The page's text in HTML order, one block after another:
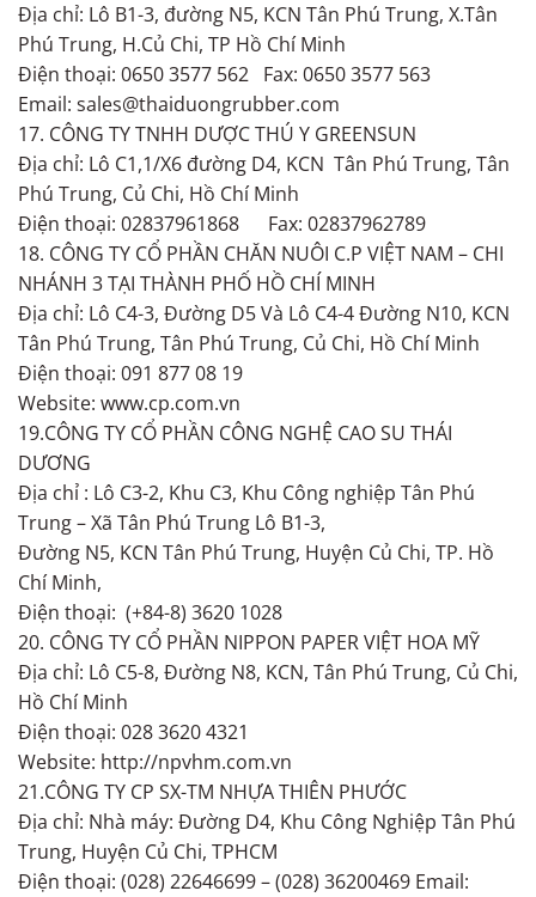
Địa chỉ: Lô B1-3, đường N5, KCN Tân Phú Trung, X.Tân
Phú Trung, H.Củ Chi, TP Hồ Chí Minh
Điện thoại: 0650 3577 562 Fax: 0650 3577 563
Email: sales@thaiduongrubber.com
17. CÔNG TY TNHH DƯỢC THÚ Y GREENSUN
Địa chỉ: Lô C1,1/X6 đường D4, KCN Tân Phú Trung, Tân
Phú Trung, Củ Chi, Hồ Chí Minh
Điện thoại: 02837961868 Fax: 02837962789
18. CÔNG TY CỔ PHẦN CHĂN NUÔI C.P VIỆT NAM – CHI
NHÁNH 3 TẠI THÀNH PHỐ HỒ CHÍ MINH
Địa chỉ: Lô C4-3, Đường D5 Và Lô C4-4 Đường N10, KCN
Tân Phú Trung, Tân Phú Trung, Củ Chi, Hồ Chí Minh
Điện thoại: 091 877 08 19
Website: www.cp.com.vn
19.CÔNG TY CỔ PHẦN CÔNG NGHỆ CAO SU THÁI
DƯƠNG
Địa chỉ : Lô C3-2, Khu C3, Khu Công nghiệp Tân Phú
Trung – Xã Tân Phú Trung Lô B1-3,
Đường N5, KCN Tân Phú Trung, Huyện Củ Chi, TP. Hồ
Chí Minh,
Điện thoại: (+84-8) 3620 1028
20. CÔNG TY CỔ PHẦN NIPPON PAPER VIỆT HOA MỸ
Địa chỉ: Lô C5-8, Đường N8, KCN, Tân Phú Trung, Củ Chi,
Hồ Chí Minh
Điện thoại: 028 3620 4321
Website: http://npvhm.com.vn
21.CÔNG TY CP SX-TM NHỰA THIÊN PHƯỚC
Địa chỉ: Nhà máy: Đường D4, Khu Công Nghiệp Tân Phú
Trung, Huyện Củ Chi, TPHCM
Điện thoại: (028) 22646699 – (028) 36200469 Email: